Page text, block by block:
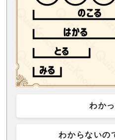
わかっ
わからないの